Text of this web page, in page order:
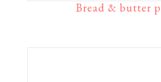
Bread & butter